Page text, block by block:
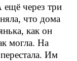
ещё через три
что дома
как он
могла. На
Им